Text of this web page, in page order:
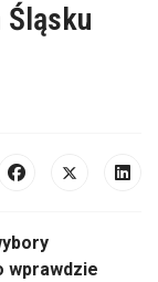
Śląsku
wprawdzie